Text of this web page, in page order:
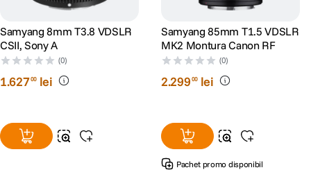
Samyang 8mm T3.8 VDSLR
CSII, Sony A
(0)
1.62700 lei
Samyang 85mm T1.5 VDSLR
MK2 Montura Canon RF
(0)
2.29900 lei
Pachet promo disponibil